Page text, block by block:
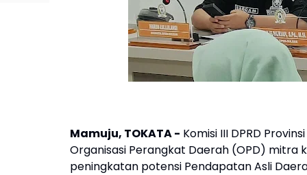
Mamuju, TOKATA - Komisi III DPRD
Organisasi Perangkat Daerah (OPD) mitra
peningkatan potensi Pendapatan Asli